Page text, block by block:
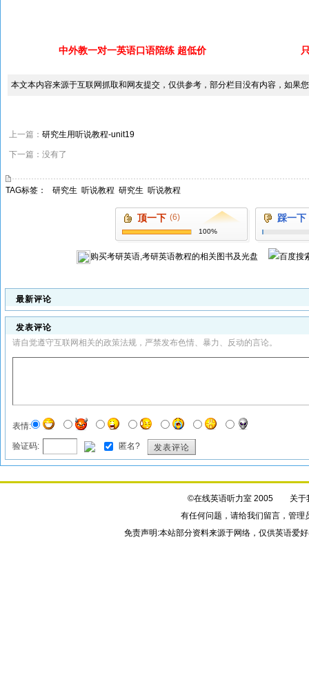
中外教一对一英语口语陪练 超低价
本文本内容来源于互联网抓取和网友提交，仅供参考，部分栏目没有内容，如果
上一篇： 研究生用听说教程-unit19
下一篇：没有了
TAG标签： 研究生 听说教程 研究生 听说教程
顶一下 (6)
100%
踩一下
购买考研英语,考研英语教程的相关图书及光盘
最新评论
发表评论
请自觉遵守互联网相关的政策法规，严禁发布色情、暴力、反动的言论。
表情:
验证码: 匿名? 发表评论
©在线英语听力室 2005 关于
有任何问题，请给我们留言，管理
免责声明:本站部分资料来源于网络，仅供英语爱